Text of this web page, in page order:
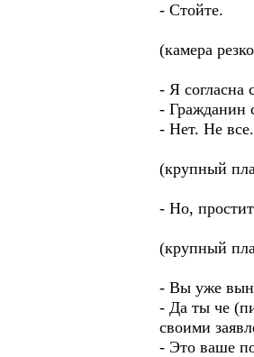
- Стойте.
(камера
- Я
- Гражданин
- Нет. Не
(крупный
- Но,
(крупный
- Вы уже
- Да ты че
своими
- Это ваше